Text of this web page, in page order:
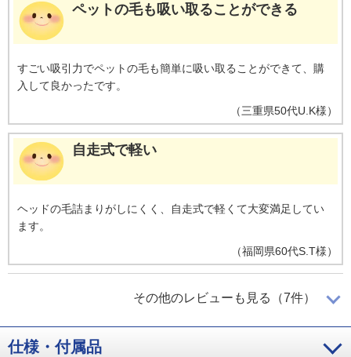
ペットの毛も吸い取ることができる
すごい吸引力でペットの毛も簡単に吸い取ることができて、購
入して良かったです。
（三重県50代U.K様）
自走式で軽い
ヘッドの毛詰まりがしにくく、自走式で軽くて大変満足してい
ます。
（福岡県60代S.T様）
ヘッドにゴミが絡みにくく、掃除が楽し
その他のレビューも見る（7件）
仕様・付属品